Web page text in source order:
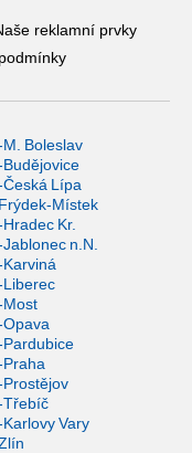
reklamní prvky
Boleslav
Budějovice
Česká Lípa
Místek
Kr.
n.N.
Liberec
Most
Opava
Pardubice
Prostějov
Třebíč
Vary